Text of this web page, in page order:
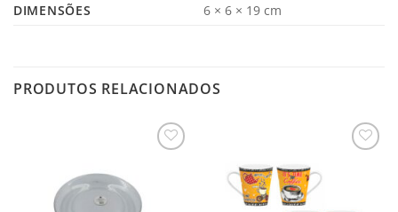
DIMENSÕES
6 × 6 × 19 cm
PRODUTOS RELACIONADOS